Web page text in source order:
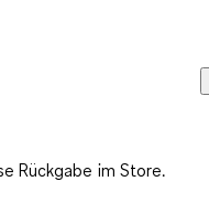
Rückgabe im Store.